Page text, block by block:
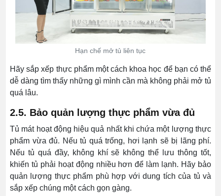
Hạn chế mở tủ liên tục
Hãy sắp xếp thực phẩm một cách khoa học để bạn có thể
dễ dàng tìm thấy những gì mình cần mà không phải mở tủ
quá lâu.
2.5. Bảo quản lượng thực phẩm vừa đủ
Tủ mát hoạt động hiệu quả nhất khi chứa một lượng thực
phẩm vừa đủ. Nếu tủ quá trống, hơi lạnh sẽ bị lãng phí.
Nếu tủ quá đầy, không khí sẽ không thể lưu thông tốt,
khiến tủ phải hoạt động nhiều hơn để làm lạnh. Hãy bảo
quản lượng thực phẩm phù hợp với dung tích của tủ và
sắp xếp chúng một cách gọn gàng.